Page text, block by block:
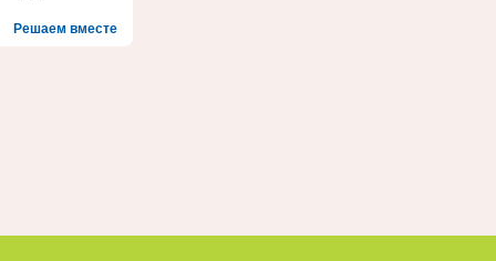
Решаем вместе